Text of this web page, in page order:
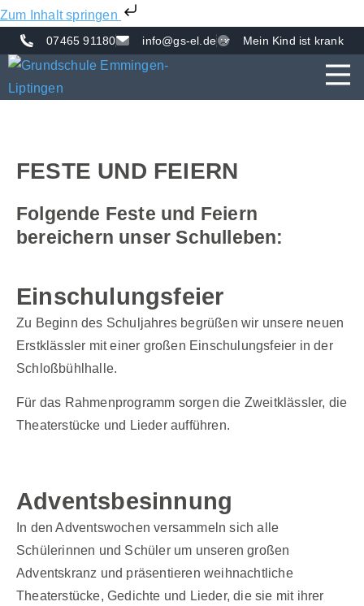
Zum Inhalt springen
07465 91180 info@gs-el.de Mein Kind ist krank
FESTE UND FEIERN
Folgende Feste und Feiern
bereichern unser Schulleben:
Einschulungsfeier
Zu Beginn des Schuljahres begrüßen wir unsere neuen
Erstklässler mit einer großen Einschulungsfeier in der
Schloßbühlhalle.
Für das Rahmenprogramm sorgen die Zweitklässler, die
Theaterstücke und Lieder aufführen.
Adventsbesinnung
In den Adventswochen versammeln sich alle
Schülerinnen und Schüler um unseren großen
Adventskranz und präsentieren weihnachtliche
Theaterstücke, Gedichte und Lieder, die sie mit ihrer